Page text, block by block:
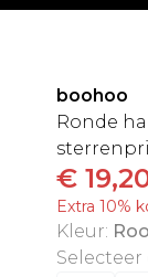
boohoo
Ronde
€
Extra 10%
Kleur: